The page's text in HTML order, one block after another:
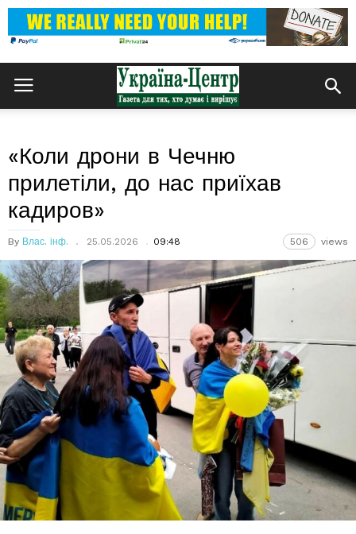
«Коли дрони в Чечню
прилетіли, до нас приїхав
кадиров»
By Влас. інф. 25.05.2026 09:48 506 views